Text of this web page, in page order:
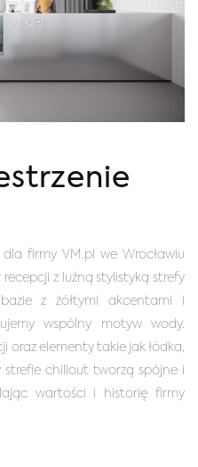
firmy VM.pl we Wrocławiu
z luźną stylistyką strefy
z żółtymi akcentami i
wspólny motyw wody.
oraz elementy takie jak łódka,
chillout tworzą spójne i
wartości i historię firmy